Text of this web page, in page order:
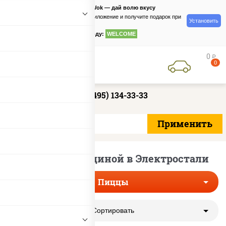
PizzaSushiWok — дай волю вкусу
Скачайте приложение и получите подарок при
по промокоду: WELCOME
Установить
0 руб
0
+7 (495) 134-33-33
Пиццы с говядиной в Электростали
Пиццы
Сортировать